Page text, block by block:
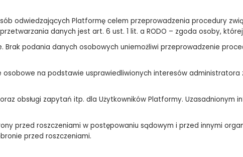
odwiedzających Platformę celem przeprowadzenia procedury
danych jest art. 6 ust. 1 lit. a RODO – zgoda osoby,
podania danych osobowych uniemożliwi przeprowadzenie
na podstawie usprawiedliwionych interesów administratora
obsługi zapytań itp. dla Użytkowników Platformy. Uzasadnionym
przed roszczeniami w postępowaniu sądowym i przed innymi
przed roszczeniami.